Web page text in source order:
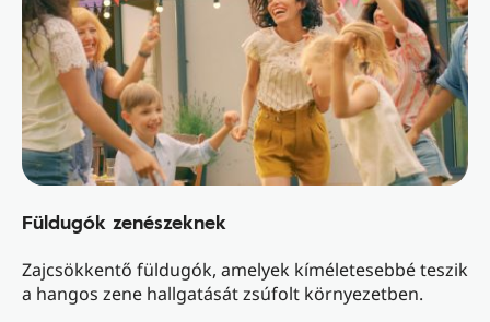
Füldugók zenészeknek
Zajcsökkentő füldugók, amelyek kíméletesebbé teszik
a hangos zene hallgatását zsúfolt környezetben.